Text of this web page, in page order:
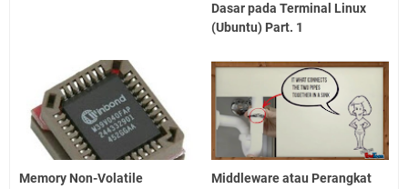
Dasar pada Terminal Linux
(Ubuntu) Part. 1
Memory Non-Volatile
Middleware atau Perangkat